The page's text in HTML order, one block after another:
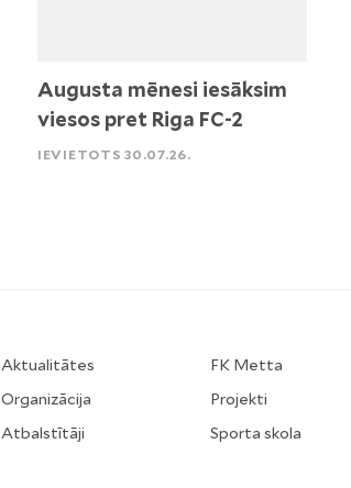
Augusta mēnesi iesāksim
viesos pret Riga FC-2
IEVIETOTS 30.07.26.
Aktualitātes
Organizācija
Atbalstītāji
FK Metta
Projekti
Sporta skola